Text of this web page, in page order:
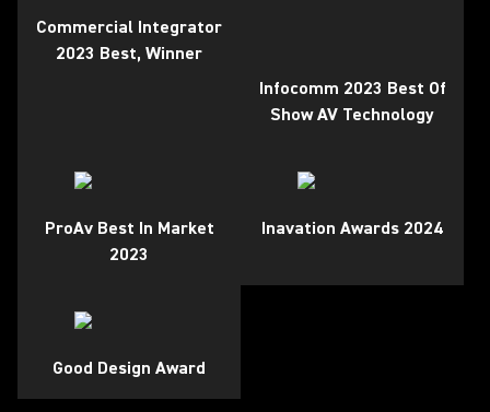
Commercial Integrator
2023 Best, Winner
Infocomm 2023 Best Of
Show AV Technology
ProAv Best In Market
2023
Inavation Awards 2024
Good Design Award